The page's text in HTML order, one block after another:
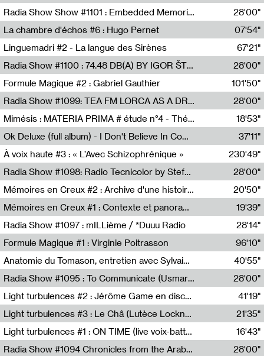
Pierre Henry,Gérôme Guibert
Radia Show Show #1101 : Embedded Memories by Jimmy Peggie / radioart106
Jimmy Peggie,radioart106
28'00"
La chambre d'échos #6 : Hugo Pernet
Revue Les Chambres,Hugo Pernet
07'54"
Linguemadri #2 - La langue des Sirènes
Meris Angioletti
67'21"
Radia Show #1100 : 74.48 DB(A) BY IGOR ŠTROMAJER FOR RADIO X
radio x
28'00"
Formule Magique #2 : Gabriel Gauthier
Nathalie Lacroix,Gabriel Gauthier
101'50"
Radia Show #1099: TEA FM LORCA AS A DREAM
TEAFM
28'00"
Mimésis : MATERIA PRIMA # étude n°4 - Théâtre de l’Aquarium
Francesco Russo,Scuola della Crisi
18'53"
Ok Deluxe (full album) - I Don't Believe In Computing
37'11"
À voix haute #3 : « L’Avec Schizophrénique »
230'49"
Radia Show #1098: Radio Tecnicolor by Stefan Nussbaumer & Georg Zichy (Radio Orange 94.0)
Radio Orange 94.0
28'00"
Mémoires en Creux #2 : Archive d'une histoire artistique
Sophie Auger-Grappin
20'50"
Mémoires en Creux #1 : Contexte et panorama
Sophie Auger-Grappin
19'39"
Radia Show #1097 : mILLième / *Duuu Radio
28'14"
Formule Magique #1 : Virginie Poitrasson
Nathalie Lacroix,Virginie Poitrasson
96'10"
Anatomie du Tomason, entretien avec Sylvain Cardonnel
Loraine Baud,Sylvain Cardonnel
40'55"
Radia Show #1095 : To Communicate (Usmaradio)
Usmaradio
28'00"
Light turbulences #2 : Jérôme Game en discussion avec Thomas Corlin
41'19"
Light turbulences #3 : Le Châ (Lutèce Lockness)
Lutèce Lockness
21'35"
Light turbulences #1 : ON TIME (live voix-batterie) avec Jérôme Game & Jean-Michel Espitallier
Jérôme Game,Jean-Michel Espitallier
16'43"
Radia Show #1094 Chronicles from the Arab Cold War by Ghazi Barakat
28'00"